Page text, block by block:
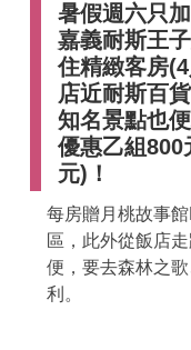
好康優惠
最新消息
最新留言
商家合作
推薦景點
暑假週六只
嘉義耐斯王
住精緻客房
店近耐斯百
知名景點也
優惠乙組800
元)！
每房贈月桃故事
區，此外從飯店
便，要去森林之
利。